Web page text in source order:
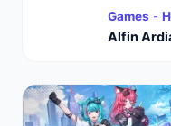
Games -
Alfin